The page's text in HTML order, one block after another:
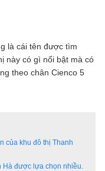
là cái tên được tìm
này có gì nổi bật mà có
theo chân Cienco 5
của khu đô thị Thanh
Hà được lựa chọn nhiều.